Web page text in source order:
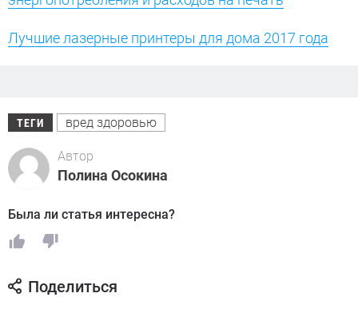
Лучшие лазерные принтеры для дома 2017 года
ТЕГИ вред здоровью
Автор
Полина Осокина
Была ли статья интересна?
Поделиться